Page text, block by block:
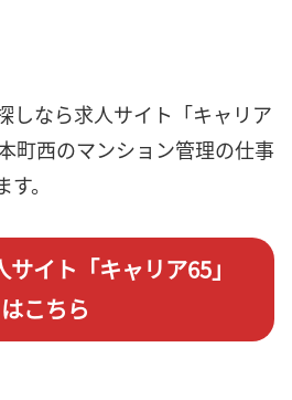
しなら求人サイト「キャリア
町西のマンション管理の仕事
。
イト「キャリア65」
はこちら